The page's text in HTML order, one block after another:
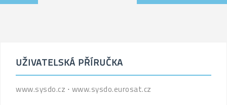
UŽIVATELSKÁ PŘÍRUČKA
www.sysdo.cz ⋅ www.sysdo.eurosat.cz